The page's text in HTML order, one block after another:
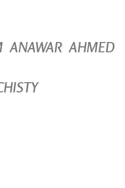
ANAWAR AHMED